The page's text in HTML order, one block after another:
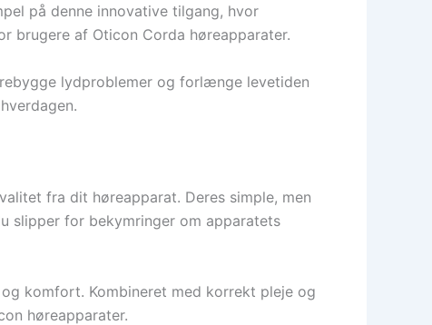
på denne innovative tilgang, hvor
brugere af Oticon Corda høreapparater.
lydproblemer og forlænge levetiden
fra dit høreapparat. Deres simple, men
slipper for bekymringer om apparatets
komfort. Kombineret med korrekt pleje og
høreapparater.